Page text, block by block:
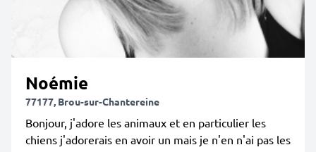
Noémie
77177, Brou-sur-Chantereine
Bonjour, j'adore les animaux et en particulier les
chiens j'adorerais en avoir un mais je n'en n'ai pas les